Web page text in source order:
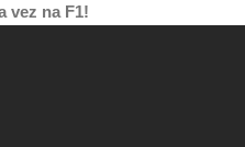
vez na F1!